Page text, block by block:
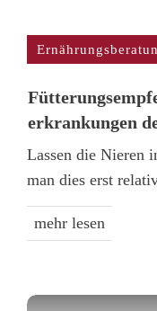
erkrankungen
Lassen die Nieren
man dies erst
mehr lesen